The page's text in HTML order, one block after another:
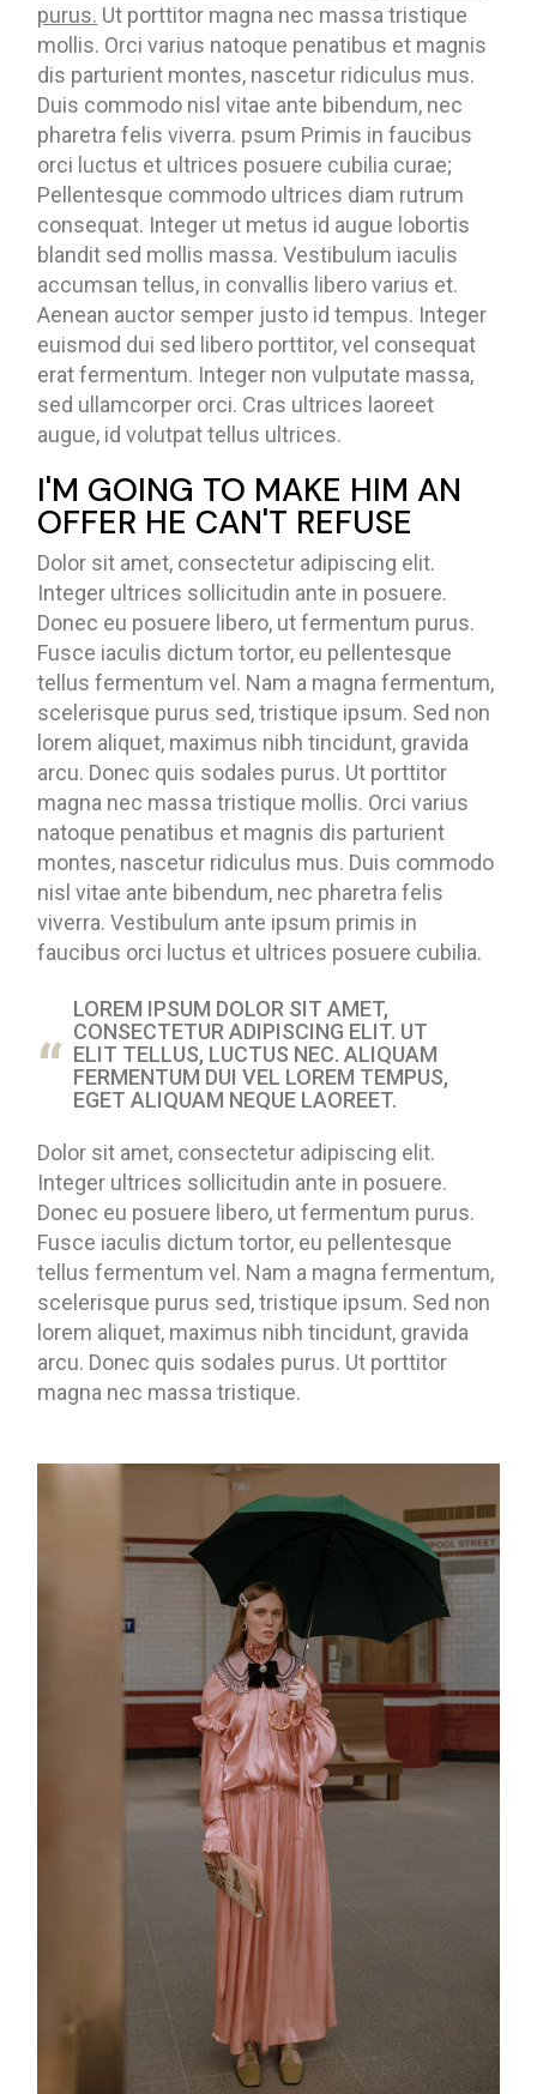
purus. Ut porttitor magna nec massa tristique
mollis. Orci varius natoque penatibus et magnis
dis parturient montes, nascetur ridiculus mus.
Duis commodo nisl vitae ante bibendum, nec
pharetra felis viverra. psum Primis in faucibus
orci luctus et ultrices posuere cubilia curae;
Pellentesque commodo ultrices diam rutrum
consequat. Integer ut metus id augue lobortis
blandit sed mollis massa. Vestibulum iaculis
accumsan tellus, in convallis libero varius et.
Aenean auctor semper justo id tempus. Integer
euismod dui sed libero porttitor, vel consequat
erat fermentum. Integer non vulputate massa,
sed ullamcorper orci. Cras ultrices laoreet
augue, id volutpat tellus ultrices.
I'M GOING TO MAKE HIM AN
OFFER HE CAN'T REFUSE
Dolor sit amet, consectetur adipiscing elit.
Integer ultrices sollicitudin ante in posuere.
Donec eu posuere libero, ut fermentum purus.
Fusce iaculis dictum tortor, eu pellentesque
tellus fermentum vel. Nam a magna fermentum,
scelerisque purus sed, tristique ipsum. Sed non
lorem aliquet, maximus nibh tincidunt, gravida
arcu. Donec quis sodales purus. Ut porttitor
magna nec massa tristique mollis. Orci varius
natoque penatibus et magnis dis parturient
montes, nascetur ridiculus mus. Duis commodo
nisl vitae ante bibendum, nec pharetra felis
viverra. Vestibulum ante ipsum primis in
faucibus orci luctus et ultrices posuere cubilia.
LOREM IPSUM DOLOR SIT AMET,
CONSECTETUR ADIPISCING ELIT. UT
ELIT TELLUS, LUCTUS NEC. ALIQUAM
FERMENTUM DUI VEL LOREM TEMPUS,
EGET ALIQUAM NEQUE LAOREET.
Dolor sit amet, consectetur adipiscing elit.
Integer ultrices sollicitudin ante in posuere.
Donec eu posuere libero, ut fermentum purus.
Fusce iaculis dictum tortor, eu pellentesque
tellus fermentum vel. Nam a magna fermentum,
scelerisque purus sed, tristique ipsum. Sed non
lorem aliquet, maximus nibh tincidunt, gravida
arcu. Donec quis sodales purus. Ut porttitor
magna nec massa tristique.